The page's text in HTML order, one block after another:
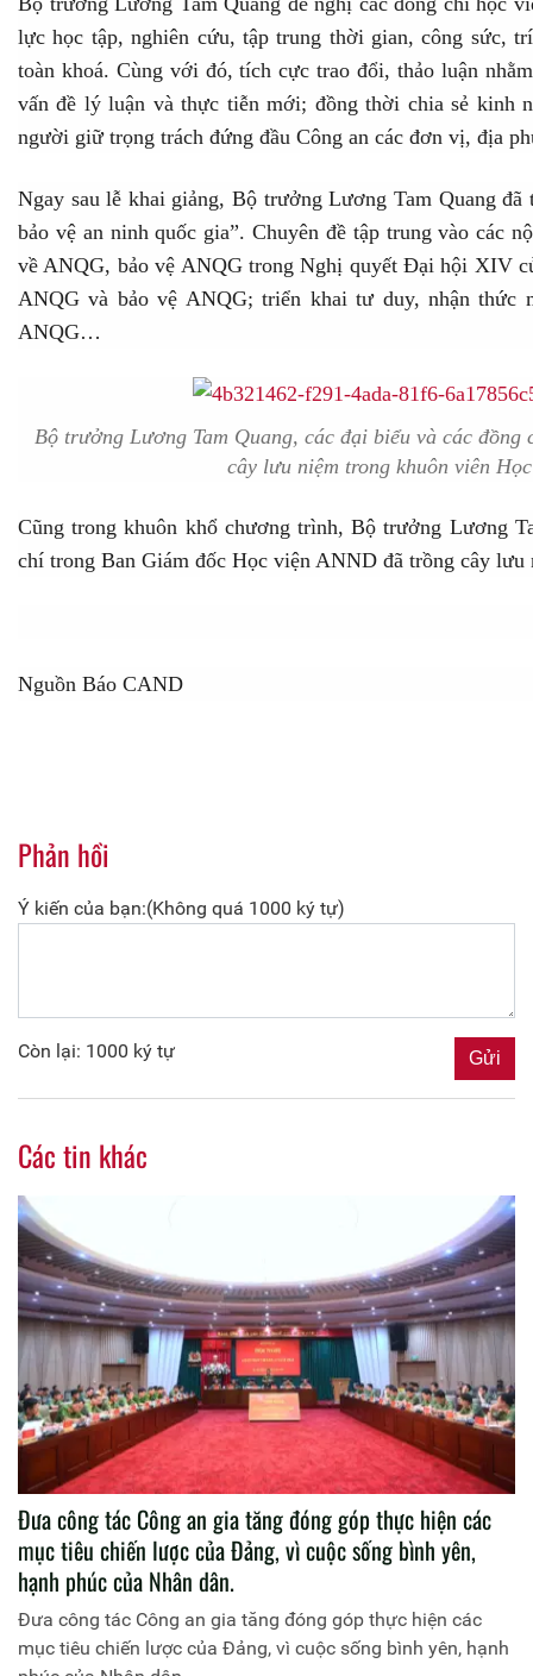
lực học tập, nghiên cứu, tập trung thời gian, công sức,
toàn khoá. Cùng với đó, tích cực trao đổi, thảo luận
vấn đề lý luận và thực tiễn mới; đồng thời chia sẻ kinh
người giữ trọng trách đứng đầu Công an các đơn vị, địa
Ngay sau lễ khai giảng, Bộ trưởng Lương Tam Quang
bảo vệ an ninh quốc gia”. Chuyên đề tập trung vào các
về ANQG, bảo vệ ANQG trong Nghị quyết Đại hội XIV
ANQG và bảo vệ ANQG; triển khai tư duy, nhận thức
ANQG…
Bộ trưởng Lương Tam Quang, các đại biểu và các
cây lưu niệm trong khuôn viên
Cũng trong khuôn khổ chương trình, Bộ trưởng Lương
chí trong Ban Giám đốc Học viện ANND đã trồng cây
Nguồn Báo CAND
Phản hồi
Ý kiến của bạn:(Không quá 1000 ký tự)
Còn lại: 1000 ký tự
Các tin khác
Đưa công tác Công an gia tăng đóng góp thực hiện các
mục tiêu chiến lược của Đảng, vì cuộc sống bình yên,
hạnh phúc của Nhân dân.
Đưa công tác Công an gia tăng đóng góp thực hiện các
mục tiêu chiến lược của Đảng, vì cuộc sống bình yên, hạnh